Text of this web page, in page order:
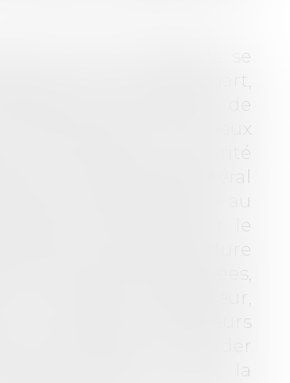
de cette procédure se
du site Médiapart,
provenant de
anticorruption et deux
transmis à l’Autorité
le rapporteur général
un signalement au
de Paris sur le
40 du Code procédure
ont alors été menées,
magistrat instructeur,
les locaux de plusieurs
aux groupes Schneider
Sonepar et de la